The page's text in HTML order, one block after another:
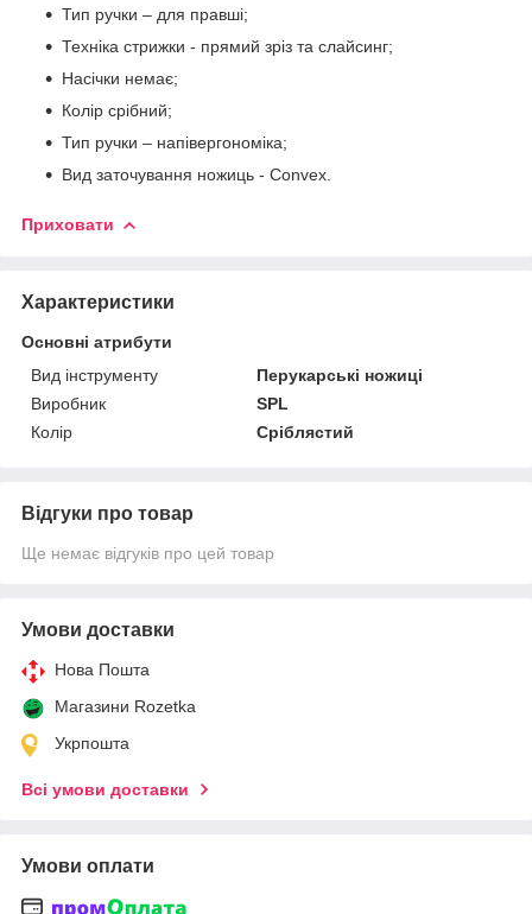
Тип ручки – для правші;
Техніка стрижки - прямий зріз та слайсинг;
Насічки немає;
Колір срібний;
Тип ручки – напівергономіка;
Вид заточування ножиць - Convex.
Приховати
Характеристики
Основні атрибути
Вид інструменту
Перукарські ножиці
Виробник
SPL
Колір
Сріблястий
Відгуки про товар
Ще немає відгуків про цей товар
Умови доставки
Нова Пошта
Магазини Rozetka
Укрпошта
Всі умови доставки
Умови оплати